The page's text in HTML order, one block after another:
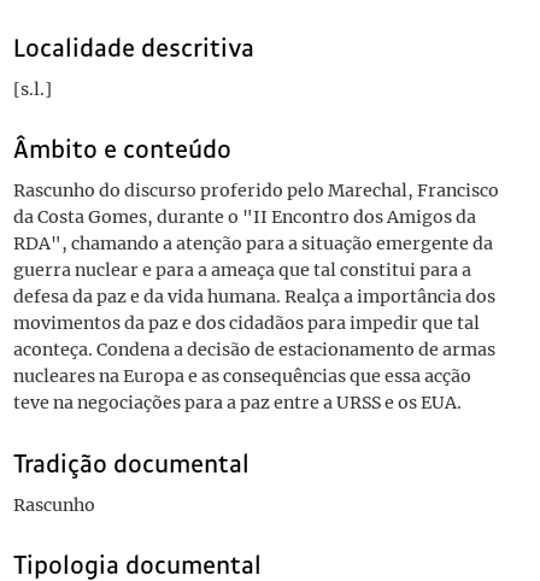
Localidade descritiva
[s.l.]
Âmbito e conteúdo
Rascunho do discurso proferido pelo Marechal, Francisco
da Costa Gomes, durante o "II Encontro dos Amigos da
RDA", chamando a atenção para a situação emergente da
guerra nuclear e para a ameaça que tal constitui para a
defesa da paz e da vida humana. Realça a importância dos
movimentos da paz e dos cidadãos para impedir que tal
aconteça. Condena a decisão de estacionamento de armas
nucleares na Europa e as consequências que essa acção
teve na negociações para a paz entre a URSS e os EUA.
Tradição documental
Rascunho
Tipologia documental